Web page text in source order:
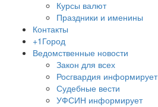
Курсы валют
Праздники и именины
Контакты
+1Город
Ведомственные новости
Закон для всех
Росгвардия информирует
Судебные вести
УФСИН информирует